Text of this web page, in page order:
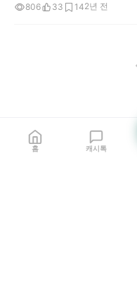
806 33 142년 전
홈 캐시톡